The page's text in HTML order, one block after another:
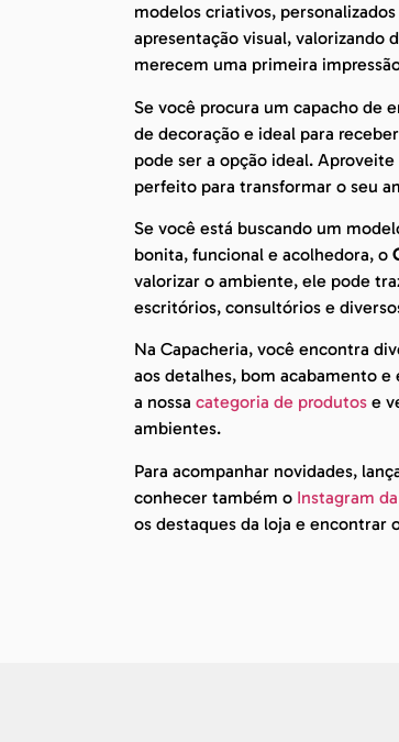
modelos criativos,
apresentação visual, valorizando
merecem uma primeira
Se você procura um capacho de
de decoração e ideal para
pode ser a opção ideal.
perfeito para transformar o seu
Se você está buscando um
bonita, funcional e acolhedora, o
valorizar o ambiente, ele pode
escritórios, consultórios e
Na Capacheria, você encontra
aos detalhes, bom acabamento
a nossa categoria de produtos e
ambientes.
Para acompanhar novidades,
conhecer também o Instagram
os destaques da loja e encontrar